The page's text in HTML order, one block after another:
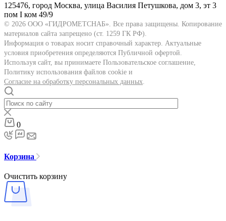
125476, город Москва, улица Василия Петушкова, дом 3, эт 3
пом I ком 49/9
© 2026 ООО «ГИДРОМЕТСНАБ». Все права защищены. Копирование
материалов сайта запрещено (ст. 1259 ГК РФ).
Информация о товарах носит справочный характер. Актуальные
условия приобретения определяются Публичной офертой.
Используя сайт, вы принимаете Пользовательское соглашение,
Политику использования файлов cookie и
Согласие на обработку персональных данных
0
Корзина
Очистить корзину